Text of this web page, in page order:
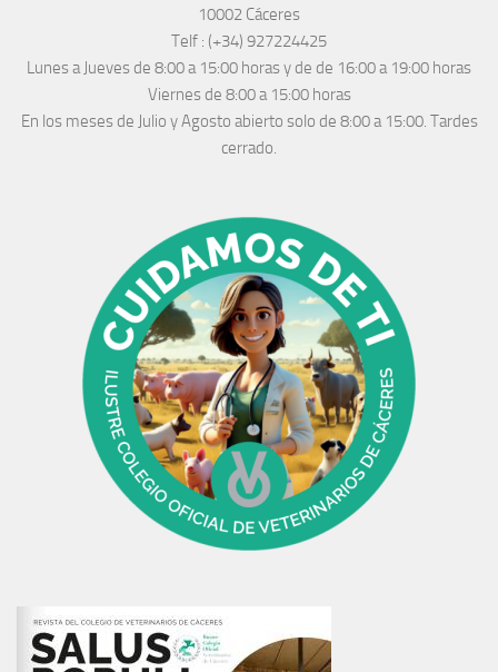
10002 Cáceres
Telf : (+34) 927224425
Lunes a Jueves de 8:00 a 15:00 horas y de de 16:00 a 19:00 horas
Viernes de 8:00 a 15:00 horas
En los meses de Julio y Agosto abierto solo de 8:00 a 15:00. Tardes
cerrado.